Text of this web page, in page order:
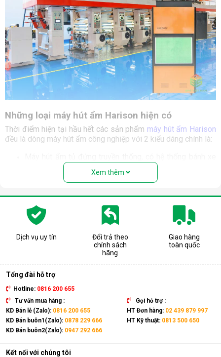
Những loại máy hút ẩm Harison hiện có
Thời điểm hiện tại hầu hết các sản phẩm máy hút ẩm Harison
đều là dòng máy hút ẩm công nghiệp với 2 kiểu dáng chính là:
để có thế di chuyển cơ động hơn, và lắp đặt tại mặt
bằng của không gian cần xử lý ẩm.
Bảng công suất của các mẫu máy hút ẩm công nghiệp
Harison kiểu dáng tủ đứng:
Sản phẩm
Công suất (lít/ngày)
Harison hd 45be
45
Harison hd 60b
60
100
Harison hd 192b
Harison hd 192ps
Harison hd 720b
720
Harison hd 150dr
150
Harison hd 192dr
192
Harison hd 360dr
Xem thêm
Dịch vụ uy tín
Đổi trả theo
chính sách
hãng
Giao hàng
toàn quốc
Tổng đài hỗ trợ
Hotline: 0816 200 655
Tư vấn mua hàng :
KD Bán lẻ (Zalo): 0816 200 655
KD Bán buôn1(Zalo): 0878 229 666
KD Bán buôn2(Zalo): 0947 292 666
Gọi hỗ trợ :
HT Đơn hàng: 02 439 879 997
HT Kỹ thuật: 0813 500 650
Kết nối với chúng tôi